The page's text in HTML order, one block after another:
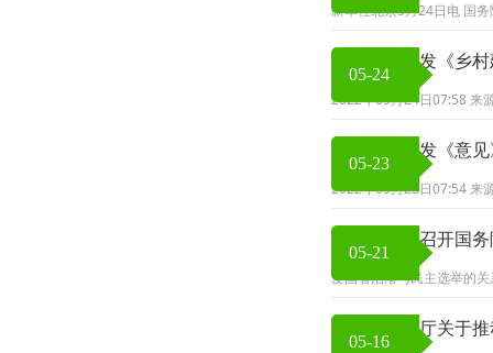
新华社北京5月24日电 国
05-24
中办国办印发《乡
2022年05月24日07:58 来
05-23
中办国办印发《意
2022年05月23日07:54 来
05-21
李克强主持召开国
爱国者治港与民主选举的关
05-16
国务院办公厅关于